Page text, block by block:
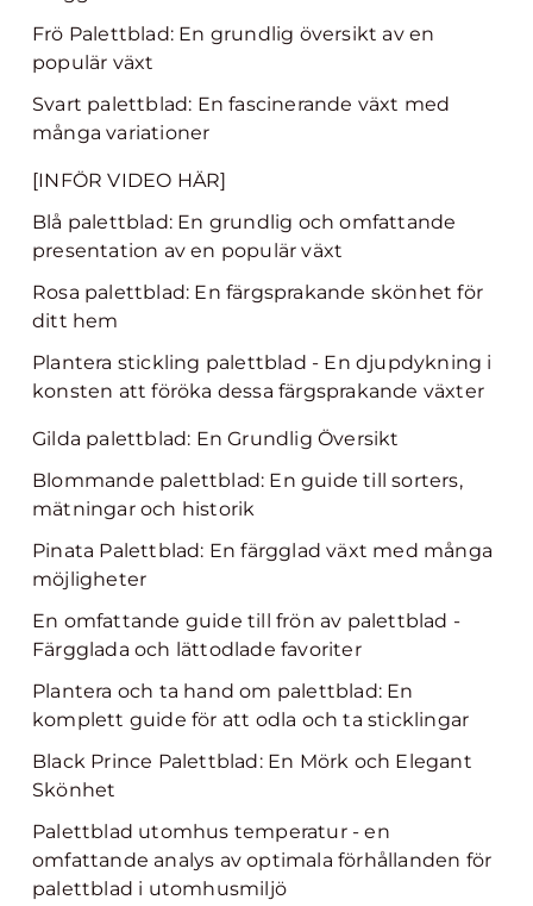
Frö Palettblad: En grundlig översikt av en
populär växt
Svart palettblad: En fascinerande växt med
många variationer
[INFÖR VIDEO HÄR]
Blå palettblad: En grundlig och omfattande
presentation av en populär växt
Rosa palettblad: En färgsprakande skönhet för
ditt hem
Plantera stickling palettblad - En djupdykning i
konsten att föröka dessa färgsprakande växter
Gilda palettblad: En Grundlig Översikt
Blommande palettblad: En guide till sorters,
mätningar och historik
Pinata Palettblad: En färgglad växt med många
möjligheter
En omfattande guide till frön av palettblad -
Färgglada och lättodlade favoriter
Plantera och ta hand om palettblad: En
komplett guide för att odla och ta sticklingar
Black Prince Palettblad: En Mörk och Elegant
Skönhet
Palettblad utomhus temperatur - en
omfattande analys av optimala förhållanden för
palettblad i utomhusmiljö